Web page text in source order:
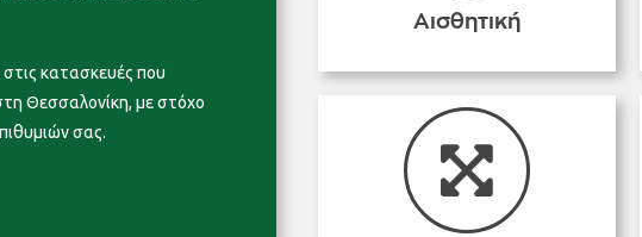
κατασκευές που
Θεσσαλονίκη, με στόχο
σας.
Αισθητική